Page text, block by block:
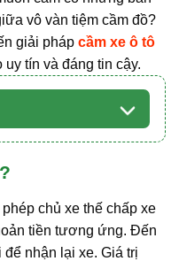
vô vàn tiệm cầm đồ?
giải pháp cầm xe ô tô
uy tín và đáng tin cậy.
chủ xe thế chấp xe
tiền tương ứng. Đến
để nhận lại xe. Giá trị